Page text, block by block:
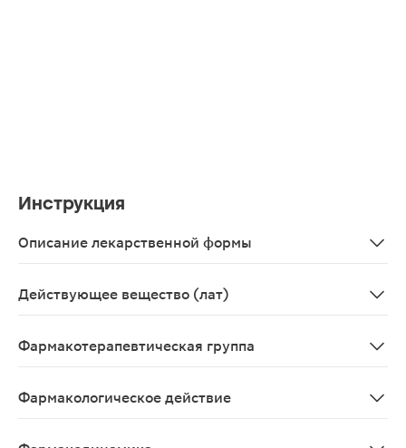
Инструкция
Описание лекарственной формы
Действующее вещество (лат)
Фармакотерапевтическая группа
Фармакологическое действие